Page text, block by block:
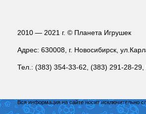
2010 — 2021 г. © Планета Игрушек
Адрес: 630008, г. Новосибирск,
Тел.: (383) 354-33-62, (383) 291-28-
Вся информация на сайте носит исключительно